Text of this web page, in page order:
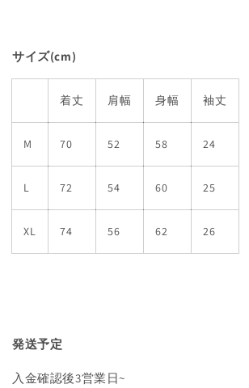
サイズ(cm)
着丈 肩幅 身幅 袖丈
M 70 52 58 24
L 72 54 60 25
XL 74 56 62 26
発送予定
入金確認後3営業日~